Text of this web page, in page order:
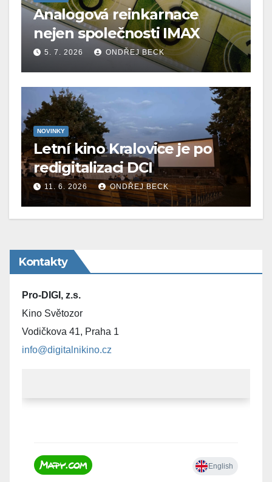
Analogová reinkarnace
nejen společnosti IMAX
5. 7. 2026 ONDŘEJ BECK
NOVINKY
Letní kino Kralovice je po
redigitalizaci DCI
11. 6. 2026 ONDŘEJ BECK
Kontakty
Pro-DIGI, z.s.
Kino Světozor
Vodičkova 41, Praha 1
info@digitalnikino.cz